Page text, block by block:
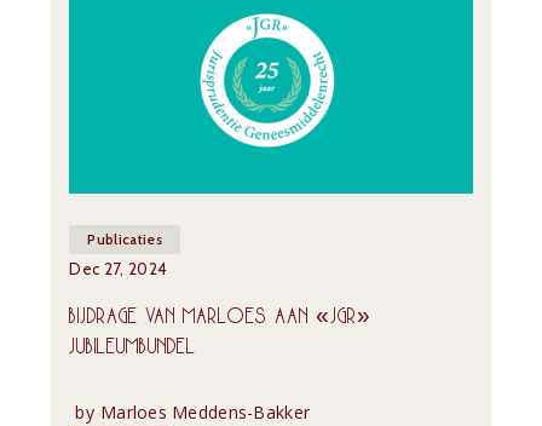
Publicaties
Dec 27, 2024
BIJDRAGE VAN MARLOES AAN «JGR»
JUBILEUMBUNDEL
by Marloes Meddens-Bakker